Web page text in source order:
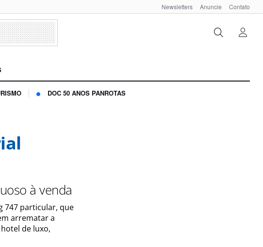
Newsletters Anuncie Contato
DOC 50 ANOS PANROTAS
à venda
747 particular, que
arrematar a
de luxo,